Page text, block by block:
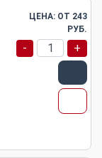
ЦЕНА: ОТ 243
РУБ.
- +